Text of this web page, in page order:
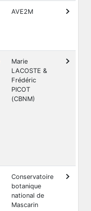
AVE2M
Marie
LACOSTE &
Frédéric
PICOT
(CBNM)
Conservatoire
botanique
national de
Mascarin